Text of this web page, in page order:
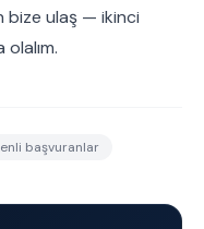
bize ulaş — ikinci
başvuranlar